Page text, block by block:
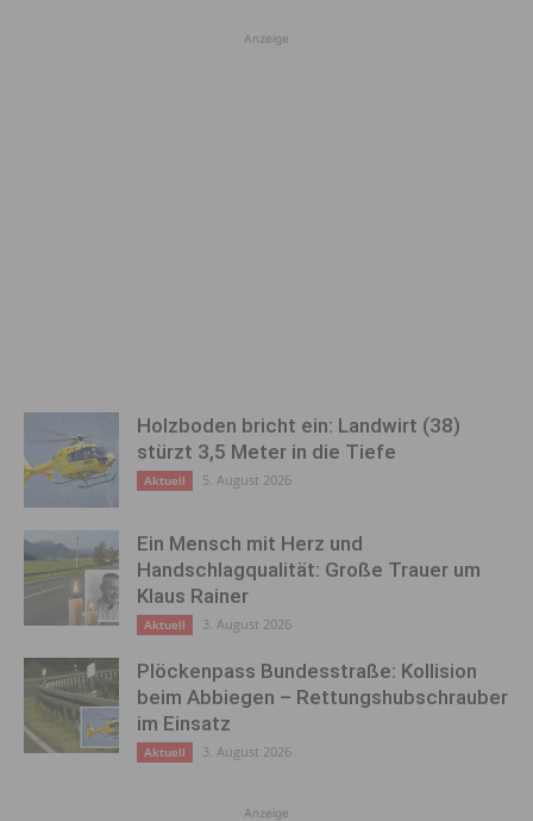
Anzeige
Holzboden bricht ein: Landwirt (38)
stürzt 3,5 Meter in die Tiefe
Aktuell 5. August 2026
Ein Mensch mit Herz und
Handschlagqualität: Große Trauer um
Klaus Rainer
Aktuell 3. August 2026
Plöckenpass Bundesstraße: Kollision
beim Abbiegen – Rettungshubschrauber
im Einsatz
Aktuell 3. August 2026
Anzeige